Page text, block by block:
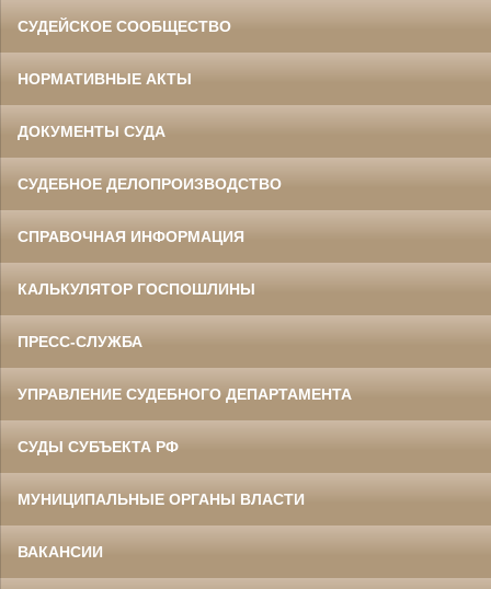
СУДЕЙСКОЕ СООБЩЕСТВО
НОРМАТИВНЫЕ АКТЫ
ДОКУМЕНТЫ СУДА
СУДЕБНОЕ ДЕЛОПРОИЗВОДСТВО
СПРАВОЧНАЯ ИНФОРМАЦИЯ
КАЛЬКУЛЯТОР ГОСПОШЛИНЫ
ПРЕСС-СЛУЖБА
УПРАВЛЕНИЕ СУДЕБНОГО ДЕПАРТАМЕНТА
СУДЫ СУБЪЕКТА РФ
МУНИЦИПАЛЬНЫЕ ОРГАНЫ ВЛАСТИ
ВАКАНСИИ